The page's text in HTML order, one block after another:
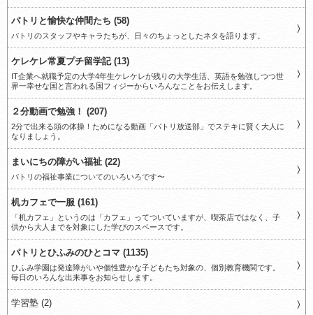
パトリと愉快な仲間たち (58)
パトリのスタッフやキャラたちが、日々のちょっとしたネタを語ります。
ケレケレ常夏プチ留学記 (13)
IT企業へ就職予定の大学4年生ケレケレが残りの大学生活、英語を勉強しつつ世
界一幸せな国と言われる国フィジーからいろんなことをお伝えします。
２分動画で勉強！ (207)
2分で出来る頭の体操！ためになる動画「パトリ放送部」でステキに賢く大人に
なりましょう。
まいにちの障がい福祉 (22)
パトリの福祉事業についてのいろいろです〜
机カフェで一服 (161)
「机カフェ」というのは「カフェ」ってついていますが、喫茶店ではなく、子
供から大人までを対象にした学びのスペースです。
パトリとひふみのひとコマ (1135)
ひふみ学園は発達障がいや個性豊かな子どもたち対象の、個別教育機関です。
毎日のいろんな出来事をお知らせします。
学習塾 (2)